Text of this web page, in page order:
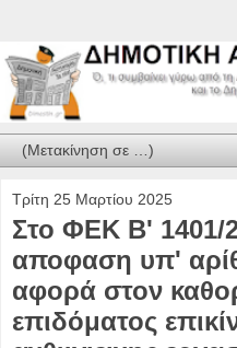
Τρίτη 25 Μαρτίου 2025
Στο ΦΕΚ Β' 1401/
αποφαση υπ'
αφορά στον
επιδόματος